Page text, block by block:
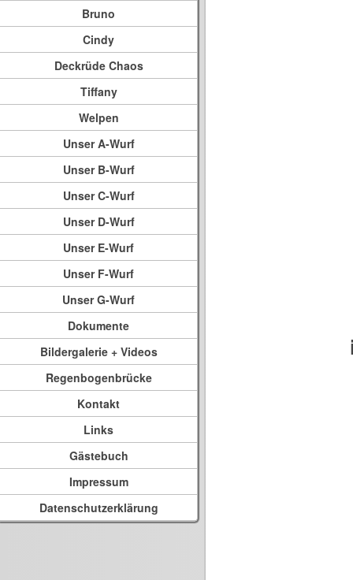
Bruno
Cindy
Deckrüde Chaos
Tiffany
Welpen
Unser A-Wurf
Unser B-Wurf
Unser C-Wurf
Unser D-Wurf
Unser E-Wurf
Unser F-Wurf
Unser G-Wurf
Dokumente
Bildergalerie + Videos
Regenbogenbrücke
Kontakt
Links
Gästebuch
Impressum
Datenschutzerklärung